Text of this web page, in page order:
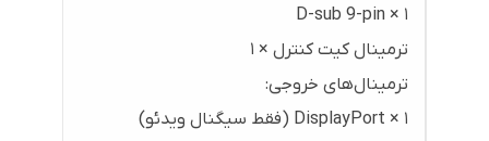
D-sub 9-pin × ۱
ترمینال کیت کنترل × ۱
ترمینال‌های خروجی:
DisplayPort × ۱ (فقط سیگنال ویدئو)